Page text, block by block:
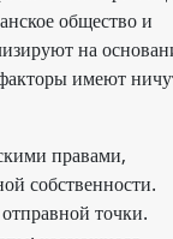
общество и
на
имеют
правами,
собственности.
точки.